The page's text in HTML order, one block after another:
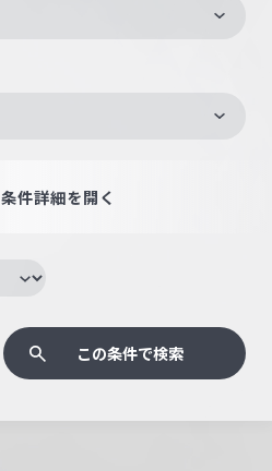
条件詳細を開く
この条件で検索